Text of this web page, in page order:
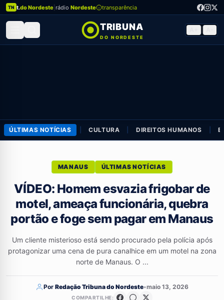
TN t.do Nordeste rádio Nordeste transparência
TRIBUNA
DO NORDESTE
ÚLTIMAS NOTÍCIAS CULTURA DIREITOS HUMANOS
MANAUS ÚLTIMAS NOTÍCIAS
VÍDEO: Homem esvazia frigobar de
motel, ameaça funcionária, quebra
portão e foge sem pagar em Manaus
Um cliente misterioso está sendo procurado pela polícia após
protagonizar uma cena de pura canalhice em um motel na zona
norte de Manaus. O ...
Por Redação Tribuna do Nordeste•maio 13, 2026
COMPARTILHE: